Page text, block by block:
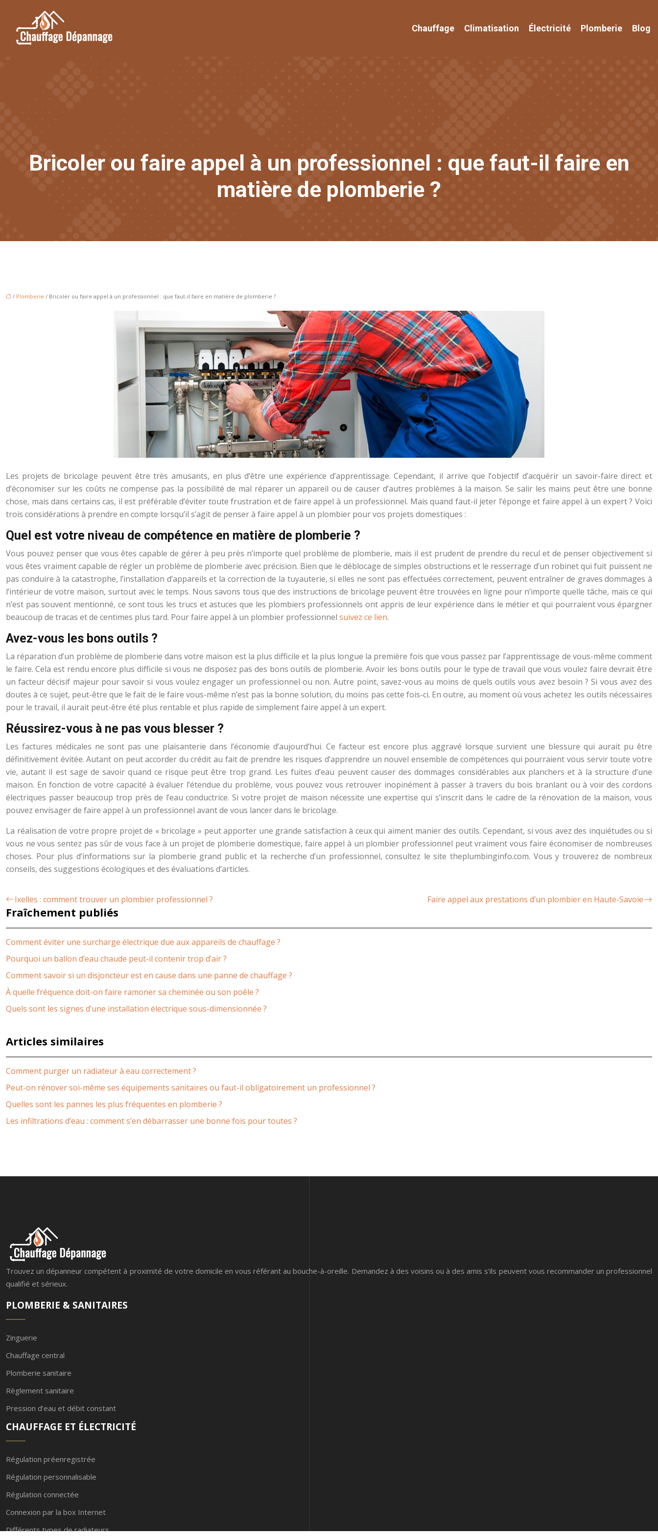
Chauffage Climatisation Électricité Plomberie Blog
Bricoler ou faire appel à un professionnel : que faut-il faire en
matière de plomberie ?
/ Plomberie / Bricoler ou faire appel à un professionnel : que faut-il faire en matière de plomberie ?
Les projets de bricolage peuvent être très amusants, en plus d’être une expérience d’apprentissage. Cependant, il arrive que l’objectif d’acquérir un savoir-faire direct et
d’économiser sur les coûts ne compense pas la possibilité de mal réparer un appareil ou de causer d’autres problèmes à la maison. Se salir les mains peut être une bonne
chose, mais dans certains cas, il est préférable d’éviter toute frustration et de faire appel à un professionnel. Mais quand faut-il jeter l’éponge et faire appel à un expert ? Voici
trois considérations à prendre en compte lorsqu’il s’agit de penser à faire appel à un plombier pour vos projets domestiques :
Quel est votre niveau de compétence en matière de plomberie ?
Vous pouvez penser que vous êtes capable de gérer à peu près n’importe quel problème de plomberie, mais il est prudent de prendre du recul et de penser objectivement si
vous êtes vraiment capable de régler un problème de plomberie avec précision. Bien que le déblocage de simples obstructions et le resserrage d’un robinet qui fuit puissent ne
pas conduire à la catastrophe, l’installation d’appareils et la correction de la tuyauterie, si elles ne sont pas effectuées correctement, peuvent entraîner de graves dommages à
l’intérieur de votre maison, surtout avec le temps. Nous savons tous que des instructions de bricolage peuvent être trouvées en ligne pour n’importe quelle tâche, mais ce qui
n’est pas souvent mentionné, ce sont tous les trucs et astuces que les plombiers professionnels ont appris de leur expérience dans le métier et qui pourraient vous épargner
beaucoup de tracas et de centimes plus tard. Pour faire appel à un plombier professionnel suivez ce lien.
Avez-vous les bons outils ?
La réparation d’un problème de plomberie dans votre maison est la plus difficile et la plus longue la première fois que vous passez par l’apprentissage de vous-même comment
le faire. Cela est rendu encore plus difficile si vous ne disposez pas des bons outils de plomberie. Avoir les bons outils pour le type de travail que vous voulez faire devrait être
un facteur décisif majeur pour savoir si vous voulez engager un professionnel ou non. Autre point, savez-vous au moins de quels outils vous avez besoin ? Si vous avez des
doutes à ce sujet, peut-être que le fait de le faire vous-même n’est pas la bonne solution, du moins pas cette fois-ci. En outre, au moment où vous achetez les outils nécessaires
pour le travail, il aurait peut-être été plus rentable et plus rapide de simplement faire appel à un expert.
Réussirez-vous à ne pas vous blesser ?
Les factures médicales ne sont pas une plaisanterie dans l’économie d’aujourd’hui. Ce facteur est encore plus aggravé lorsque survient une blessure qui aurait pu être
définitivement évitée. Autant on peut accorder du crédit au fait de prendre les risques d’apprendre un nouvel ensemble de compétences qui pourraient vous servir toute votre
vie, autant il est sage de savoir quand ce risque peut être trop grand. Les fuites d’eau peuvent causer des dommages considérables aux planchers et à la structure d’une
maison. En fonction de votre capacité à évaluer l’étendue du problème, vous pouvez vous retrouver inopinément à passer à travers du bois branlant ou à voir des cordons
électriques passer beaucoup trop près de l’eau conductrice. Si votre projet de maison nécessite une expertise qui s’inscrit dans le cadre de la rénovation de la maison, vous
pouvez envisager de faire appel à un professionnel avant de vous lancer dans le bricolage.
La réalisation de votre propre projet de « bricolage » peut apporter une grande satisfaction à ceux qui aiment manier des outils. Cependant, si vous avez des inquiétudes ou si
vous ne vous sentez pas sûr de vous face à un projet de plomberie domestique, faire appel à un plombier professionnel peut vraiment vous faire économiser de nombreuses
choses. Pour plus d’informations sur la plomberie grand public et la recherche d’un professionnel, consultez le site theplumbinginfo.com. Vous y trouverez de nombreux
conseils, des suggestions écologiques et des évaluations d’articles.
Ixelles : comment trouver un plombier professionnel ? Faire appel aux prestations d’un plombier en Haute-Savoie
Fraîchement publiés
Comment éviter une surcharge électrique due aux appareils de chauffage ?
Pourquoi un ballon d’eau chaude peut-il contenir trop d’air ?
Comment savoir si un disjoncteur est en cause dans une panne de chauffage ?
À quelle fréquence doit-on faire ramoner sa cheminée ou son poêle ?
Quels sont les signes d’une installation électrique sous-dimensionnée ?
Articles similaires
Comment purger un radiateur à eau correctement ?
Peut-on rénover soi-même ses équipements sanitaires ou faut-il obligatoirement un professionnel ?
Quelles sont les pannes les plus fréquentes en plomberie ?
Les infiltrations d’eau : comment s’en débarrasser une bonne fois pour toutes ?
Trouvez un dépanneur compétent à proximité de votre domicile en vous référant au bouche-à-oreille. Demandez à des voisins ou à des amis s’ils peuvent vous recommander un professionnel
qualifié et sérieux.
PLOMBERIE & SANITAIRES
Zinguerie
Chauffage central
Plomberie sanitaire
Règlement sanitaire
Pression d’eau et débit constant
CHAUFFAGE ET ÉLECTRICITÉ
Régulation préenregistrée
Régulation personnalisable
Régulation connectée
Connexion par la box Internet
Différents types de radiateurs